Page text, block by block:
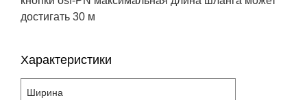
достигать 30 м
Характеристики
Ширина